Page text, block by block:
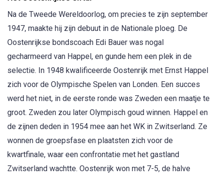
Na de Tweede Wereldoorlog, om precies te zijn september
1947, maakte hij zijn debuut in de Nationale ploeg. De
Oostenrijkse bondscoach Edi Bauer was nogal
gecharmeerd van Happel, en gunde hem een plek in de
selectie. In 1948 kwalificeerde Oostenrijk met Ernst Happel
zich voor de Olympische Spelen van Londen. Een succes
werd het niet, in de eerste ronde was Zweden een maatje te
groot. Zweden zou later Olympisch goud winnen. Happel en
de zijnen deden in 1954 mee aan het WK in Zwitserland. Ze
wonnen de groepsfase en plaatsten zich voor de
kwartfinale, waar een confrontatie met het gastland
Zwitserland wachtte. Oostenrijk won met 7-5, de halve